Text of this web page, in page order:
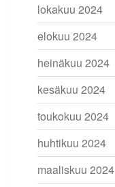
lokakuu 2024
elokuu 2024
heinäkuu 2024
kesäkuu 2024
toukokuu 2024
huhtikuu 2024
maaliskuu 2024